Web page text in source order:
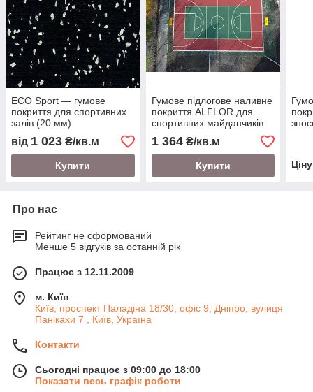
ECO Sport — гумове
покриття для спортивних
залів (20 мм)
від 1 023 ₴/кв.м
Купити
Гумове підлогове наливне
покриття ALFLOR для
спортивних майданчиків
1 364₴/кв.м
Купити
Про нас
Рейтинг не сформований
Менше 5 відгуків за останній рік
Працює з 12.11.2009
м. Київ
Київ, проспект Паладіна 18/30, офіс 9; Дніпро, вулиця
Панікахи 7 , Київ, Україна
Контакти
Сьогодні працює з 09:00 до 18:00
Показати весь графік роботи